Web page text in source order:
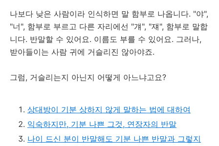
나보다 낮은 사람이라 인식하면 말 함부로 나옵니다. "야",
"너", 함부로 부르고 다른 자리에선 "걔", "쟤", 함부로 말합
니다. 반말할 수 있어요. 이름도 부를 수 있어요. 그러나,
받아들이는 사람 귀에 거슬리진 않아야죠.
그럼, 거슬리는지 아닌지 어떻게 아느냐고요?
상대방이 기분 상하지 않게 말하는 법에 대하여
익숙하지만, 기분 나쁜 그것, 연장자의 반말
나이 드신 분이 반말해도 기분 나쁜 반말과 그렇지